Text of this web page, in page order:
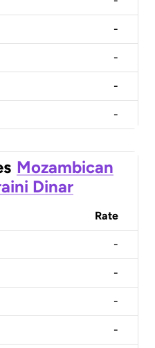
-
-
-
-
Mozambican
Dinar
Rate
-
-
-
-